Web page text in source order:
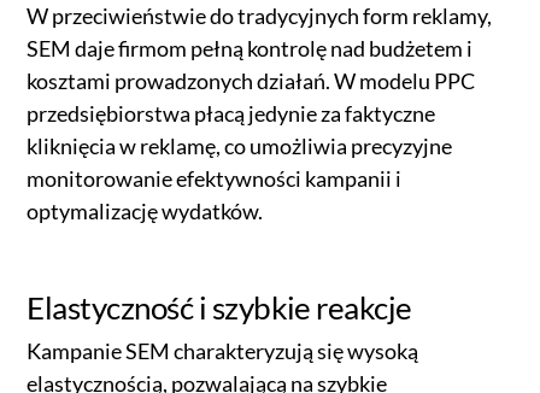
W przeciwieństwie do tradycyjnych form reklamy,
SEM daje firmom pełną kontrolę nad budżetem i
kosztami prowadzonych działań. W modelu PPC
przedsiębiorstwa płacą jedynie za faktyczne
kliknięcia w reklamę, co umożliwia precyzyjne
monitorowanie efektywności kampanii i
optymalizację wydatków.
Elastyczność i szybkie reakcje
Kampanie SEM charakteryzują się wysoką
elastycznością, pozwalającą na szybkie